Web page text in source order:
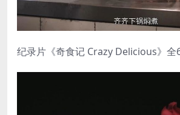
纪录片《奇食记 Crazy Delicious》全